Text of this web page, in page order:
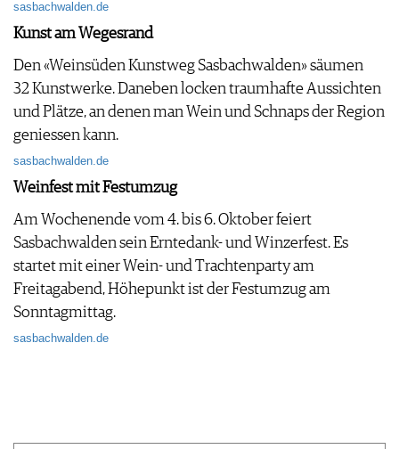
sasbachwalden.de
Kunst am Wegesrand
Den «Weinsüden Kunstweg Sasbachwalden» säumen
32 Kunstwerke. Daneben locken traumhafte Aussichten
und Plätze, an denen man Wein und Schnaps der Region
geniessen kann.
sasbachwalden.de
Weinfest mit Festumzug
Am Wochenende vom 4. bis 6. Oktober feiert
Sasbachwalden sein Erntedank- und Winzerfest. Es
startet mit einer Wein- und Trachtenparty am
Freitagabend, Höhepunkt ist der Festumzug am
Sonntagmittag.
sasbachwalden.de